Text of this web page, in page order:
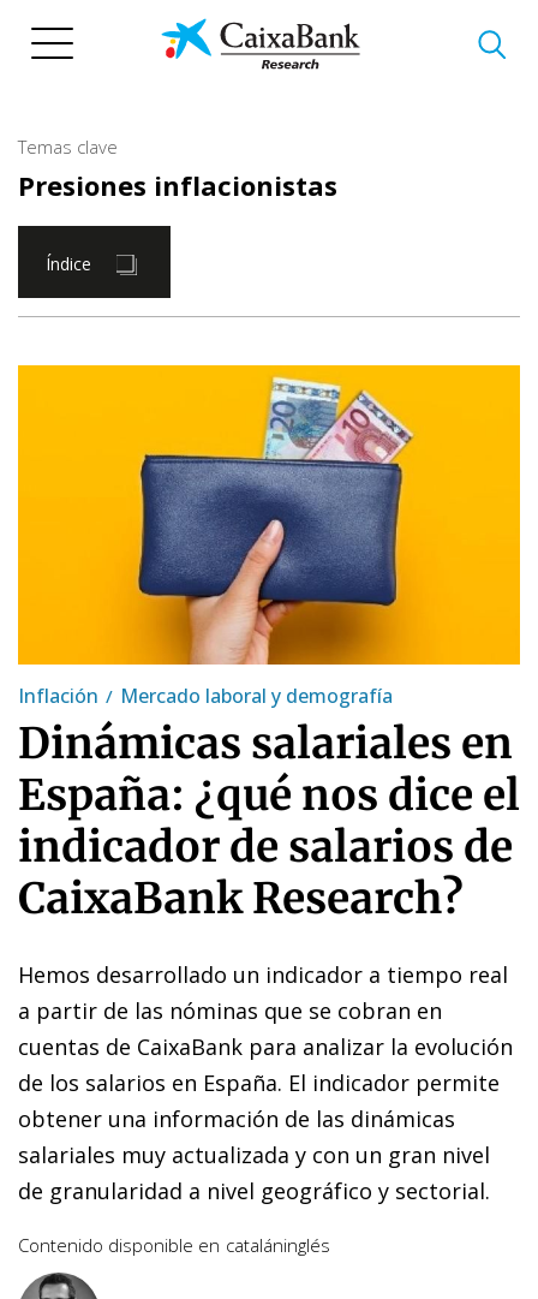
Temas clave
Presiones inflacionistas
Índice
Inflación Mercado laboral y demografía
Dinámicas salariales en
España: ¿qué nos dice el
indicador de salarios de
CaixaBank Research?
Hemos desarrollado un indicador a tiempo real
a partir de las nóminas que se cobran en
cuentas de CaixaBank para analizar la evolución
de los salarios en España. El indicador permite
obtener una información de las dinámicas
salariales muy actualizada y con un gran nivel
de granularidad a nivel geográfico y sectorial.
Contenido disponible en cataláninglés